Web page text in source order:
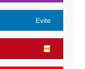
Evite